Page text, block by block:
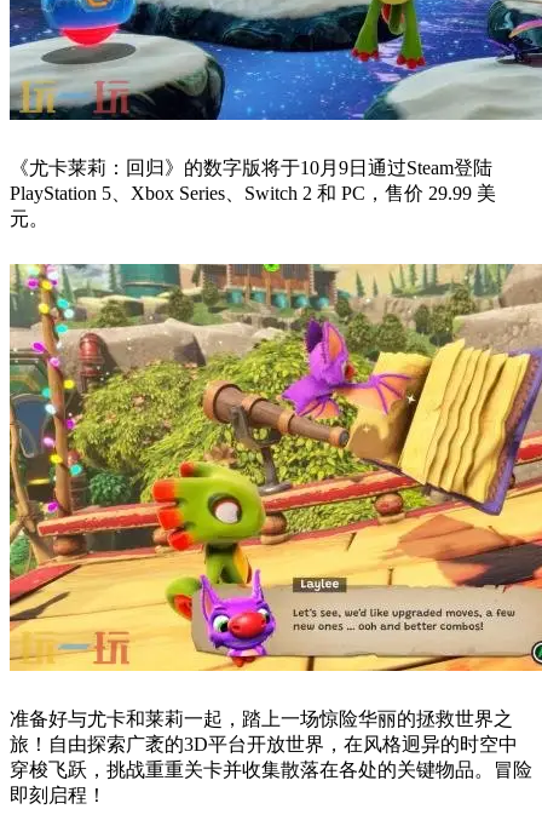
《尤卡莱莉：回归》的数字版将于10月9日通过Steam登陆
PlayStation 5、Xbox Series、Switch 2 和 PC，售价 29.99 美
元。
准备好与尤卡和莱莉一起，踏上一场惊险华丽的拯救世界之
旅！自由探索广袤的3D平台开放世界，在风格迥异的时空中
穿梭飞跃，挑战重重关卡并收集散落在各处的关键物品。冒险
即刻启程！